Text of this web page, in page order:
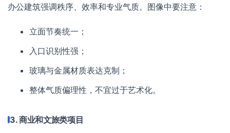
办公建筑强调秩序、效率和专业气质。图像中要注意：
立面节奏统一；
入口识别性强；
玻璃与金属材质表达克制；
整体气质偏理性，不宜过于艺术化。
3. 商业和文旅类项目